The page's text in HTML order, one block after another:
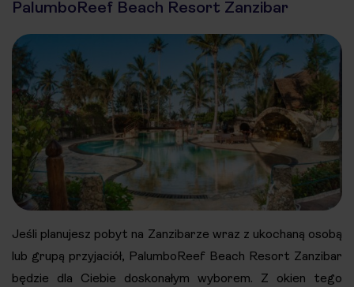
PalumboReef Beach Resort Zanzibar
Jeśli planujesz pobyt na Zanzibarze wraz z ukochaną osobą
lub grupą przyjaciół, PalumboReef Beach Resort Zanzibar
będzie dla Ciebie doskonałym wyborem. Z okien tego